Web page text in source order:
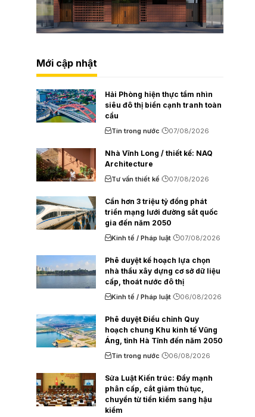
Mới cập nhật
Hải Phòng hiện thực tầm nhìn
siêu đô thị biển cạnh tranh toàn
cầu
Tin trong nước 07/08/2026
Nhà Vĩnh Long / thiết kế: NAQ
Architecture
Tư vấn thiết kế 07/08/2026
Cần hơn 3 triệu tỷ đồng phát
triển mạng lưới đường sắt quốc
gia đến năm 2050
Kinh tế / Pháp luật 07/08/2026
Phê duyệt kế hoạch lựa chọn
nhà thầu xây dựng cơ sở dữ liệu
cấp, thoát nước đô thị
Kinh tế / Pháp luật 06/08/2026
Phê duyệt Điều chỉnh Quy
hoạch chung Khu kinh tế Vũng
Áng, tỉnh Hà Tĩnh đến năm 2050
Tin trong nước 06/08/2026
Sửa Luật Kiến trúc: Đẩy mạnh
phân cấp, cắt giảm thủ tục,
chuyển từ tiền kiểm sang hậu
kiểm